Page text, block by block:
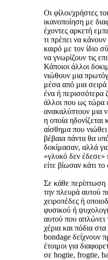
Οι φίλοι/χρήστες
ικανοποίηση με
έχοντες αρκετή
τι πρέπει να
καιρό με τον ίδιο
να γνωρίζουν τις
Κάποιοι άλλοι
νιώθουν μια
μέσα από μια
ένα ή περισσότερα
άλλοι που ως τώρα
ανακαλύπτουν μια
η οποία ηδονίζεται
αίσθημα που
βέβαια πάντα θα
δοκίμασαν, αλλά
«γλυκό δεν έδεσε»
είτε βίωσαν κάτι το
Σε κάθε περίπτωση
την πλευρά αυτού
χειροπέδες ή
φυσικού ή
αυτού που απλώνει
χέρια και πόδια
bondage δείχνουν
έτοιμοι για
σε hogtie, frogtie,